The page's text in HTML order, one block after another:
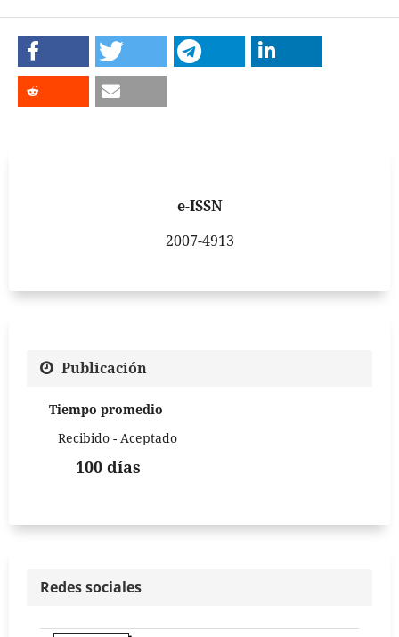
e-ISSN
2007-4913
Publicación
Tiempo promedio
Recibido - Aceptado
100 días
Redes sociales